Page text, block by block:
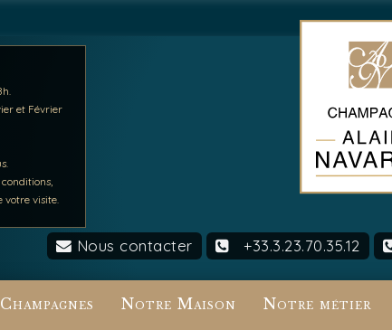
et Février
votre visite.
Nous contacter +33.3.23.70.35.12
Notre Maison Notre métier